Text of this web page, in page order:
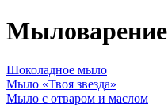
Мыловарение
Шоколадное мыло
Мыло «Твоя звезда»
Мыло с отваром и маслом